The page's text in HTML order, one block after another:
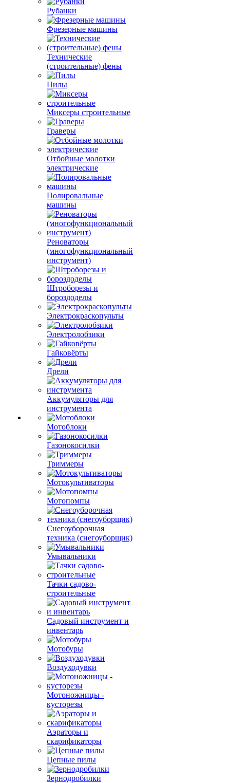
Рубанки
Фрезерные машины
Технические
(строительные) фены
Пилы
Миксеры строительные
Граверы
Отбойные молотки
электрические
Полировальные
машины
Реноваторы
(многофункциональный
инструмент)
Штроборезы и
бороздоделы
Электрокраскопульты
Электролобзики
Гайковёрты
Дрели
Аккумуляторы для
инструмента
Мотоблоки
Газонокосилки
Триммеры
Мотокультиваторы
Мотопомпы
Снегоуборочная
техника (снегоуборщик)
Умывальники
Тачки садово-
строительные
Садовый инструмент и
инвентарь
Мотобуры
Воздуходувки
Мотоножницы -
кусторезы
Аэраторы и
скарификаторы
Цепные пилы
Зернодробилки